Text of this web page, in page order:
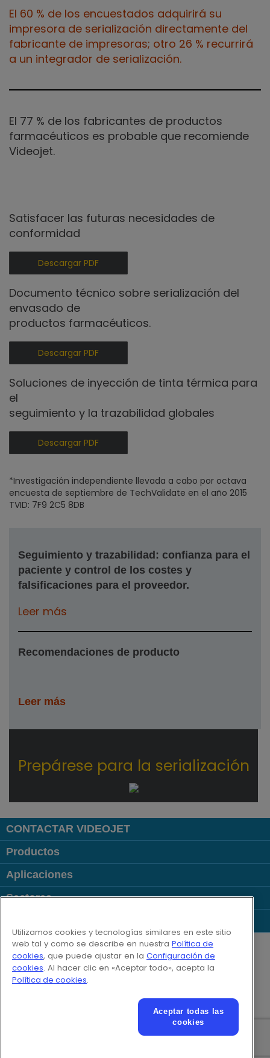
El 60 % de los encuestados adquirirá su
impresora de serialización directamente del
fabricante de impresoras; otro 26 % recurrirá
a un integrador de serialización.
El 77 % de los fabricantes de productos
farmacéuticos es probable que recomiende
Videojet.
Satisfacer las futuras necesidades de
conformidad
Descargar PDF
Documento técnico sobre serialización del
envasado de
productos farmacéuticos.
Descargar PDF
Soluciones de inyección de tinta térmica para
el
seguimiento y la trazabilidad globales
Descargar PDF
*Investigación independiente llevada a cabo por octava
encuesta de septiembre de TechValidate en el año 2015
TVID: 7F9 2C5 8DB
Seguimiento y trazabilidad: confianza para el
paciente y control de los costes y
falsificaciones para el proveedor.
Leer más
Recomendaciones de producto
Leer más
Prepárese para la serialización
CONTACTAR VIDEOJET
Productos
Aplicaciones
Sectores
Follow us on:
© 2026 Videojet Technologies Inc.
Política de privacidad
Configuración de cookies
Trabaja con nosotros
Texto adicional para condiciones de utilización online
Utilizamos cookies y tecnologías similares en este sitio
web tal y como se describe en nuestra Política de
cookies, que puede ajustar en la Configuración de
cookies. Al hacer clic en «Aceptar todo», acepta la
Política de cookies.
Aceptar todas las
cookies